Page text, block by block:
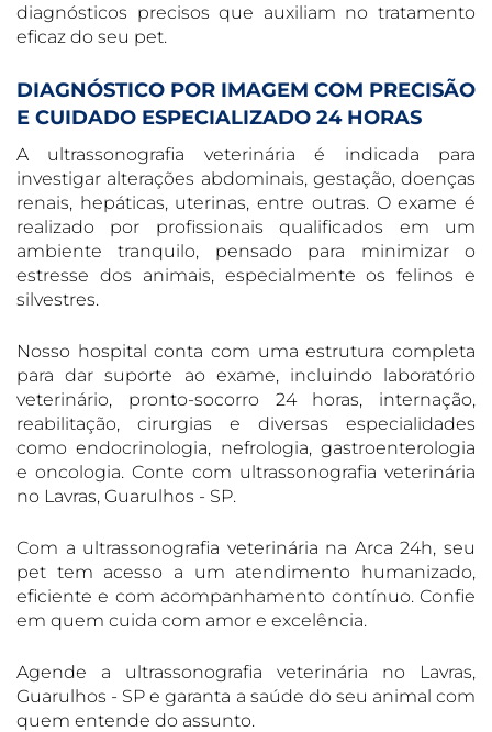
diagnósticos precisos que auxiliam no tratamento
eficaz do seu pet.
DIAGNÓSTICO POR IMAGEM COM PRECISÃO
E CUIDADO ESPECIALIZADO 24 HORAS
A ultrassonografia veterinária é indicada para
investigar alterações abdominais, gestação, doenças
renais, hepáticas, uterinas, entre outras. O exame é
realizado por profissionais qualificados em um
ambiente tranquilo, pensado para minimizar o
estresse dos animais, especialmente os felinos e
silvestres.
Nosso hospital conta com uma estrutura completa
para dar suporte ao exame, incluindo laboratório
veterinário, pronto-socorro 24 horas, internação,
reabilitação, cirurgias e diversas especialidades
como endocrinologia, nefrologia, gastroenterologia
e oncologia. Conte com ultrassonografia veterinária
no Lavras, Guarulhos - SP.
Com a ultrassonografia veterinária na Arca 24h, seu
pet tem acesso a um atendimento humanizado,
eficiente e com acompanhamento contínuo. Confie
em quem cuida com amor e excelência.
Agende a ultrassonografia veterinária no Lavras,
Guarulhos - SP e garanta a saúde do seu animal com
quem entende do assunto.